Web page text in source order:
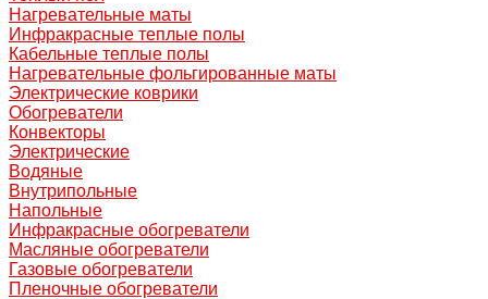
Нагревательные маты
Инфракрасные теплые полы
Кабельные теплые полы
Нагревательные фольгированные маты
Электрические коврики
Обогреватели
Конвекторы
Электрические
Водяные
Внутрипольные
Напольные
Инфракрасные обогреватели
Масляные обогреватели
Газовые обогреватели
Пленочные обогреватели